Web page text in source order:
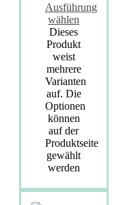
Ausführung
wählen
Dieses
Produkt
weist
mehrere
Varianten
auf. Die
Optionen
können
auf der
Produktseite
gewählt
werden